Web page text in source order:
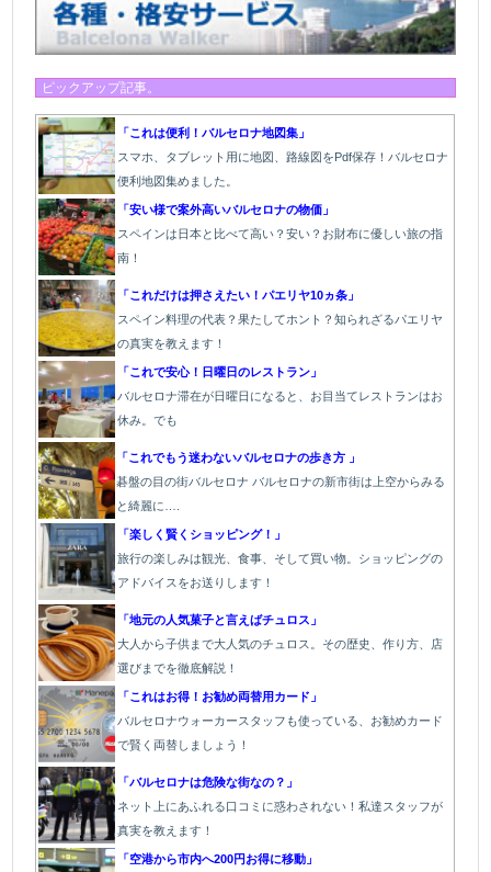
ピックアップ記事。
「これは便利！バルセロナ地図集」
スマホ、タブレット用に地図、路線図をPdf保存！バルセロナ
便利地図集めました。
「安い様で案外高いバルセロナの物価」
スペインは日本と比べて高い？安い？お財布に優しい旅の指
南！
「これだけは押さえたい！パエリヤ10ヵ条」
スペイン料理の代表？果たしてホント？知られざるパエリヤ
の真実を教えます！
「これで安心！日曜日のレストラン」
バルセロナ滞在が日曜日になると、お目当てレストランはお
休み。でも
「これでもう迷わないバルセロナの歩き方 」
碁盤の目の街バルセロナ バルセロナの新市街は上空からみる
と綺麗に….
「楽しく賢くショッピング！」
旅行の楽しみは観光、食事、そして買い物。ショッピングの
アドバイスをお送りします！
「地元の人気菓子と言えばチュロス」
大人から子供まで大人気のチュロス。その歴史、作り方、店
選びまでを徹底解説！
「これはお得！お勧め両替用カード」
バルセロナウォーカースタッフも使っている、お勧めカード
で賢く両替しましょう！
「バルセロナは危険な街なの？」
ネット上にあふれる口コミに惑わされない！私達スタッフが
真実を教えます！
「空港から市内へ200円お得に移動」